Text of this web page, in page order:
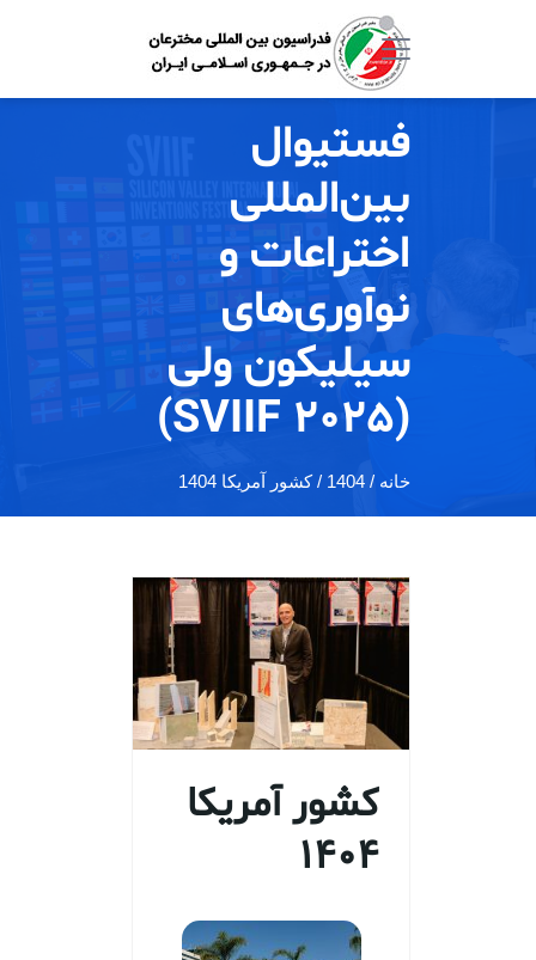
فستیوال
بین‌المللی
اختراعات و
نوآوری‌های
سیلیکون ولی
(SVIIF 2025)
خانه / 1404 / کشور آمریکا 1404
کشور آمریکا
1404